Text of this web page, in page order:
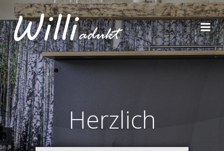
Herzlich